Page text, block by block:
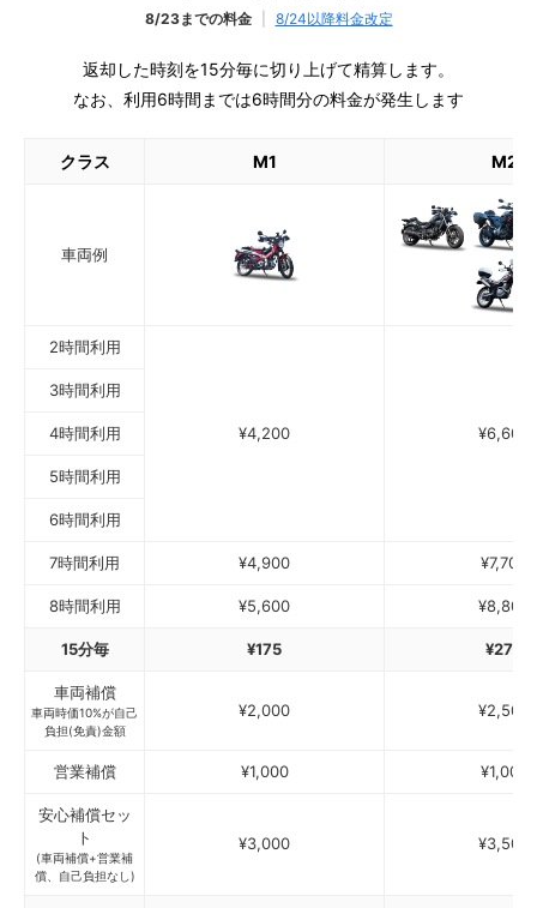
8/23までの料金 8/24以降料金改定
返却した時刻を15分毎に切り上げて精算します。
なお、利用6時間までは6時間分の料金が発生します
クラス M1 M2
車両例
2時間利用
¥4,200 ¥6,600
3時間利用
4時間利用
5時間利用
6時間利用
7時間利用 ¥4,900 ¥7,700
8時間利用 ¥5,600 ¥8,800
15分毎 ¥175 ¥275
車両補償
車両時価10%が自己
負担(免責)金額
¥2,000 ¥2,500
営業補償 ¥1,000 ¥1,000
安心補償セッ
ト
(車両補償+営業補
償、自己負担なし)
¥3,000 ¥3,500